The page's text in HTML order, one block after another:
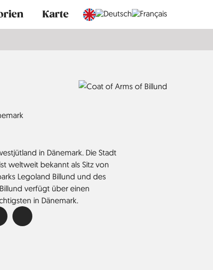
Karte
in Dänemark. Die Stadt
weltweit bekannt als Sitz von
Legoland Billund und des
verfügt über einen
in Dänemark.